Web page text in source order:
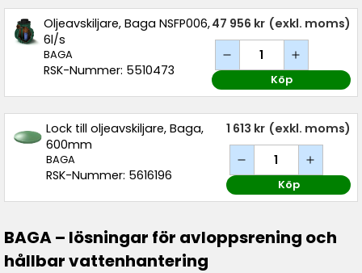
Oljeavskiljare, Baga NSFP006,
6l/s
BAGA
RSK-Nummer: 5510473
47 956 kr (exkl. moms)
Köp
Lock till oljeavskiljare, Baga,
600mm
BAGA
RSK-Nummer: 5616196
1 613 kr (exkl. moms)
Köp
BAGA – lösningar för avloppsrening och
hållbar vattenhantering